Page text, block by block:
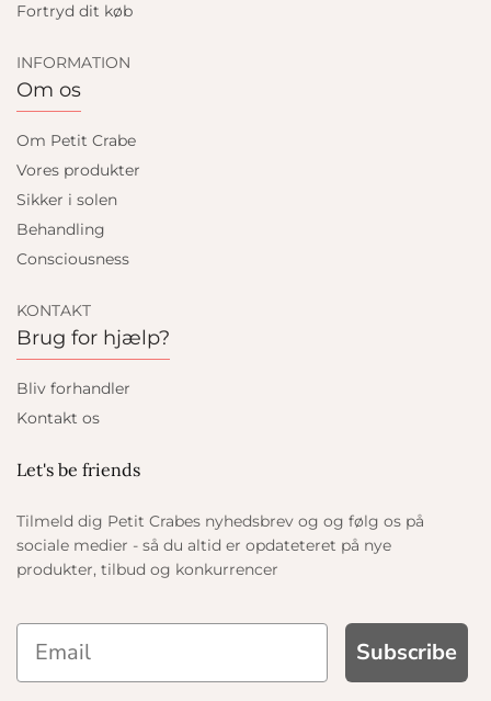
Fortryd dit køb
INFORMATION
Om os
Om Petit Crabe
Vores produkter
Sikker i solen
Behandling
Consciousness
KONTAKT
Brug for hjælp?
Bliv forhandler
Kontakt os
Let's be friends
Tilmeld dig Petit Crabes nyhedsbrev og og følg os på
sociale medier - så du altid er opdateteret på nye
produkter, tilbud og konkurrencer
Subscribe